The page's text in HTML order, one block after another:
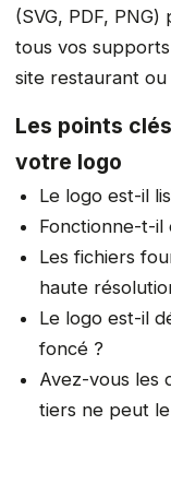
(SVG, PDF,
tous vos
site restaurant ou
Les points
votre logo
Le logo est-il
Fonctionne-t-il
Les fichiers
haute
Le logo est-il
foncé ?
Avez-vous les
tiers ne peut